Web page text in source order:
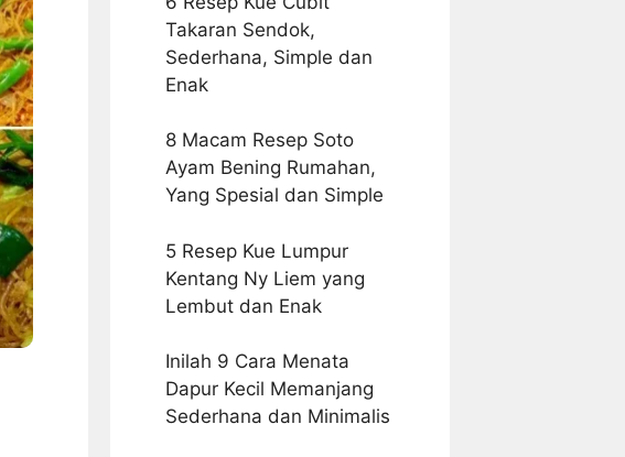
Takaran Sendok,
Sederhana, Simple dan
Enak
8 Macam Resep Soto
Ayam Bening Rumahan,
Yang Spesial dan Simple
5 Resep Kue Lumpur
Kentang Ny Liem yang
Lembut dan Enak
Inilah 9 Cara Menata
Dapur Kecil Memanjang
Sederhana dan Minimalis